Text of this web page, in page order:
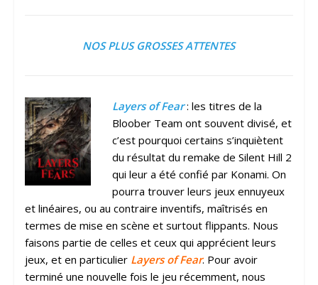
NOS PLUS GROSSES ATTENTES
Layers of Fear: les titres de la
Bloober Team ont souvent divisé, et
c’est pourquoi certains s’inquiètent
du résultat du remake de Silent Hill 2
qui leur a été confié par Konami. On
pourra trouver leurs jeux ennuyeux
et linéaires, ou au contraire inventifs, maîtrisés en
termes de mise en scène et surtout flippants. Nous
faisons partie de celles et ceux qui apprécient leurs
jeux, et en particulier Layers of Fear. Pour avoir
terminé une nouvelle fois le jeu récemment, nous